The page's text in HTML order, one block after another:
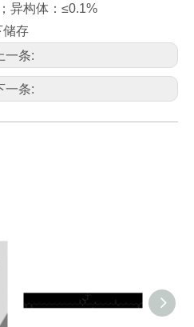
异构体：≤0.1%
储存
一条:
下一条: